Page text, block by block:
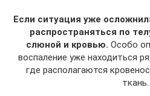
Если ситуация уже
распространяться по
слюной и кровью. Особо
воспаление уже находиться
где располагаются
ткань.